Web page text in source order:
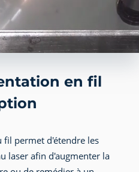
en fil
fil permet d'étendre les
laser afin d'augmenter la